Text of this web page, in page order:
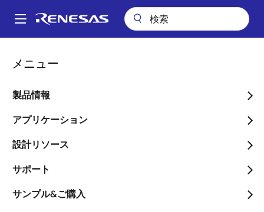
ン
Main
メニュー
製品情報
アプリケーション
設計リソース
サポート
サンプル&ご購入
パ
ン
く
ず
扱いやすいヒューマン・マシン・インターフェース(HMI)とハンズオフ
扱いやすいヒューマン・マ
シン・インターフェース
(HMI)とハンズオフ検出に
よる安全性の向上